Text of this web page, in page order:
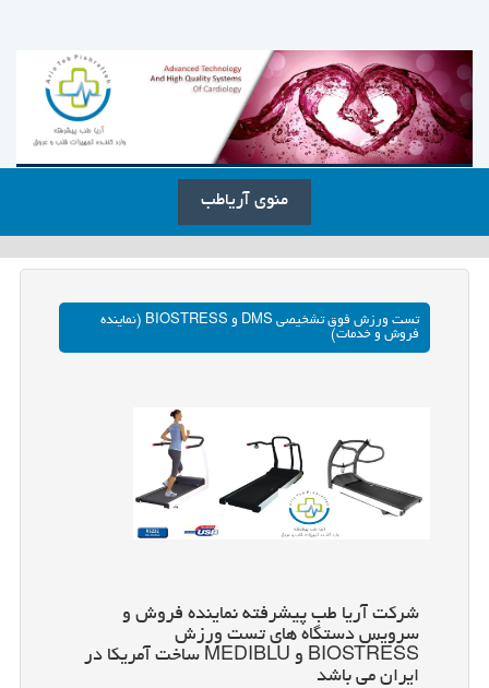
منوی آریاطب
تست ورزش فوق تشخیصی DMS و BIOSTRESS (نماینده
فروش و خدمات)
شرکت آریا طب پیشرفته نماینده فروش و
سرویس دستگاه های تست ورزش
BIOSTRESS و MEDIBLU ساخت آمریکا در
ایران می باشد